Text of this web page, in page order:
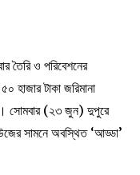
তৈরি ও পরিবেশনের
টাকা জরিমানা
সোমবার (২৩ জুন) দুপুরে
সামনে অবস্থিত ‘আড্ডা’